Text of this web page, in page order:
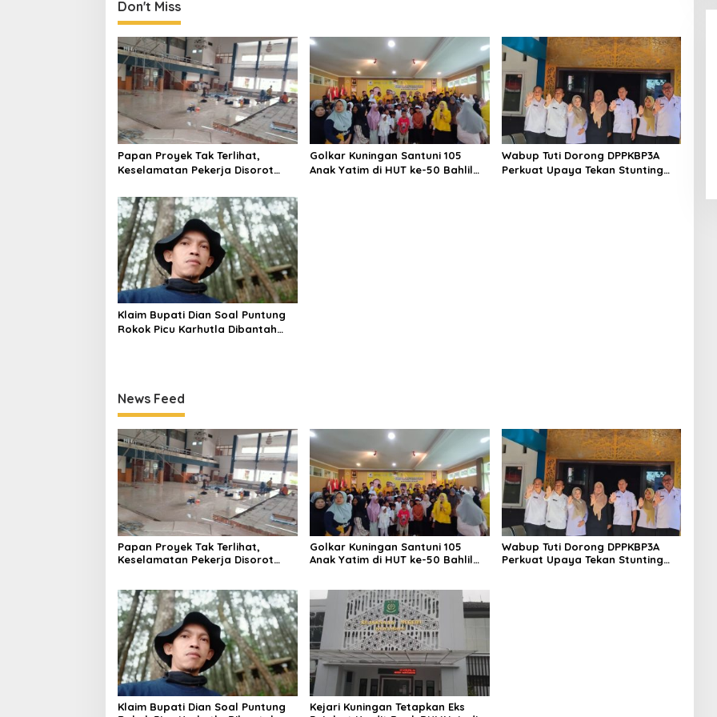
Don't Miss
Papan Proyek Tak Terlihat,
Keselamatan Pekerja Disorot
Kuningan
Golkar Kuningan Santuni 105
Anak Yatim di HUT ke-50 Bahlil
Wabup Tuti Dorong DPPKBP3A
Perkuat Upaya Tekan Stunting
Klaim Bupati Dian Soal Puntung
Rokok Picu Karhutla Dibantah
News Feed
Papan Proyek Tak Terlihat,
Keselamatan Pekerja Disorot
Golkar Kuningan Santuni 105
Anak Yatim di HUT ke-50 Bahlil
Wabup Tuti Dorong DPPKBP3A
Perkuat Upaya Tekan Stunting
Klaim Bupati Dian Soal Puntung
Kejari Kuningan Tetapkan Eks
LPPL Kuningan Kian Melekat di
Hati Masyarakat, Dewas Dorong
Inovasi Penyiaran Digital